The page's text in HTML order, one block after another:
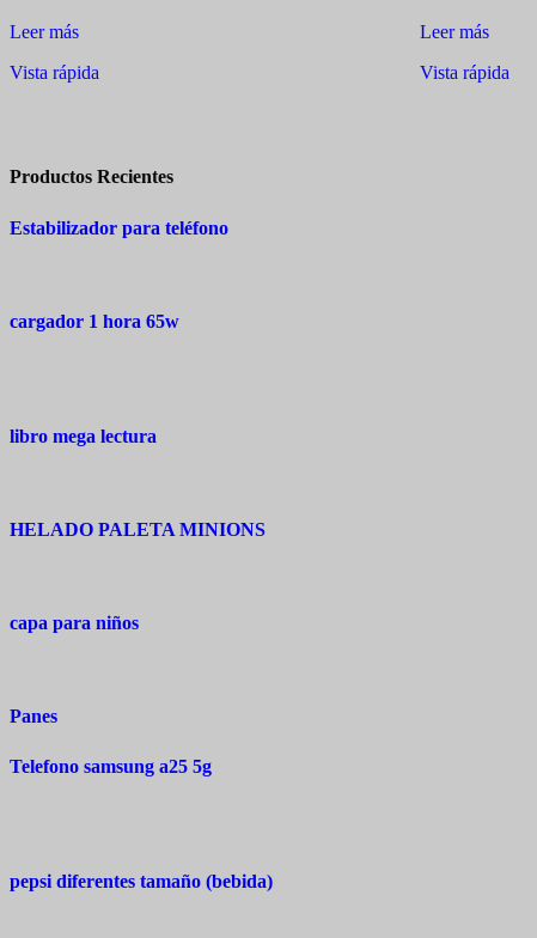
Leer más
Vista rápida
Leer más
Vista rápida
Productos Recientes
Estabilizador para teléfono
cargador 1 hora 65w
libro mega lectura
HELADO PALETA MINIONS
capa para niños
Panes
Telefono samsung a25 5g
pepsi diferentes tamaño (bebida)